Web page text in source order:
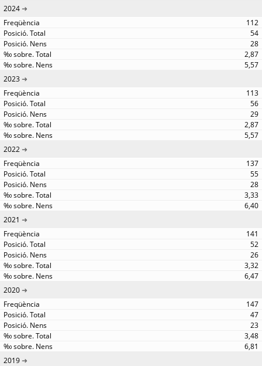
2024
112
54
28
2,87
5,57
2023
113
56
29
2,87
5,57
2022
137
55
28
3,33
6,40
2021
141
52
26
3,32
6,47
2020
147
47
23
3,48
6,81
2019